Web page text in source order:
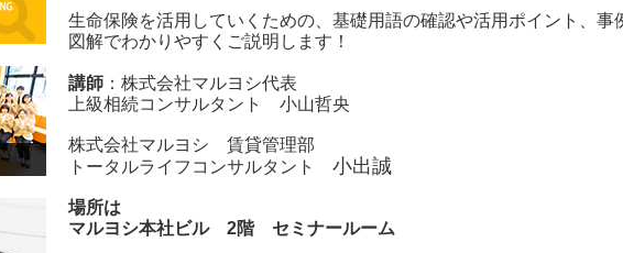
生命保険を活用していくための、基礎用語の確認や活用ポイント、事
図解でわかりやすくご説明します！
講師 ：株式会社マルヨシ代表
上級相続コンサルタント 小山哲央
株式会社マルヨシ 賃貸管理部
トータルライフコンサルタント 小出誠
場所は
マルヨシ本社ビル 2階 セミナールーム